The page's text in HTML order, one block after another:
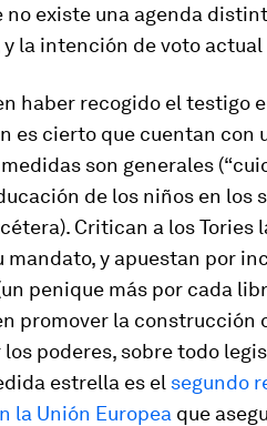
no existe una agenda
la intención de voto actual
haber recogido el testigo
es cierto que cuentan con
son generales
de los niños en los
Critican a los Tories
mandato, y apuestan por
penique más por cada
promover la construcción
poderes, sobre todo
estrella es el segundo
la Unión Europea que